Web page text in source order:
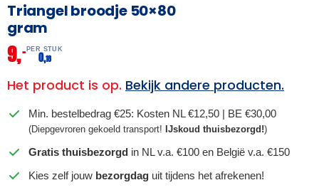
Triangel broodje 50×80
gram
9,– PER STUK
0,18
Het product is op. Bekijk andere producten.
Min. bestelbedrag €25: Kosten NL €12,50 | BE €30,00
(Diepgevroren gekoeld transport! IJskoud thuisbezorgd!)
Gratis thuisbezorgd in NL v.a. €100 en België v.a. €150
Kies zelf jouw bezorgdag uit tijdens het afrekenen!